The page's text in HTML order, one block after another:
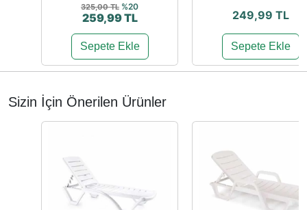
325,00 TL %20
259,99 TL
Sepete Ekle
249,99 TL
Sepete Ekle
Sizin İçin Önerilen Ürünler